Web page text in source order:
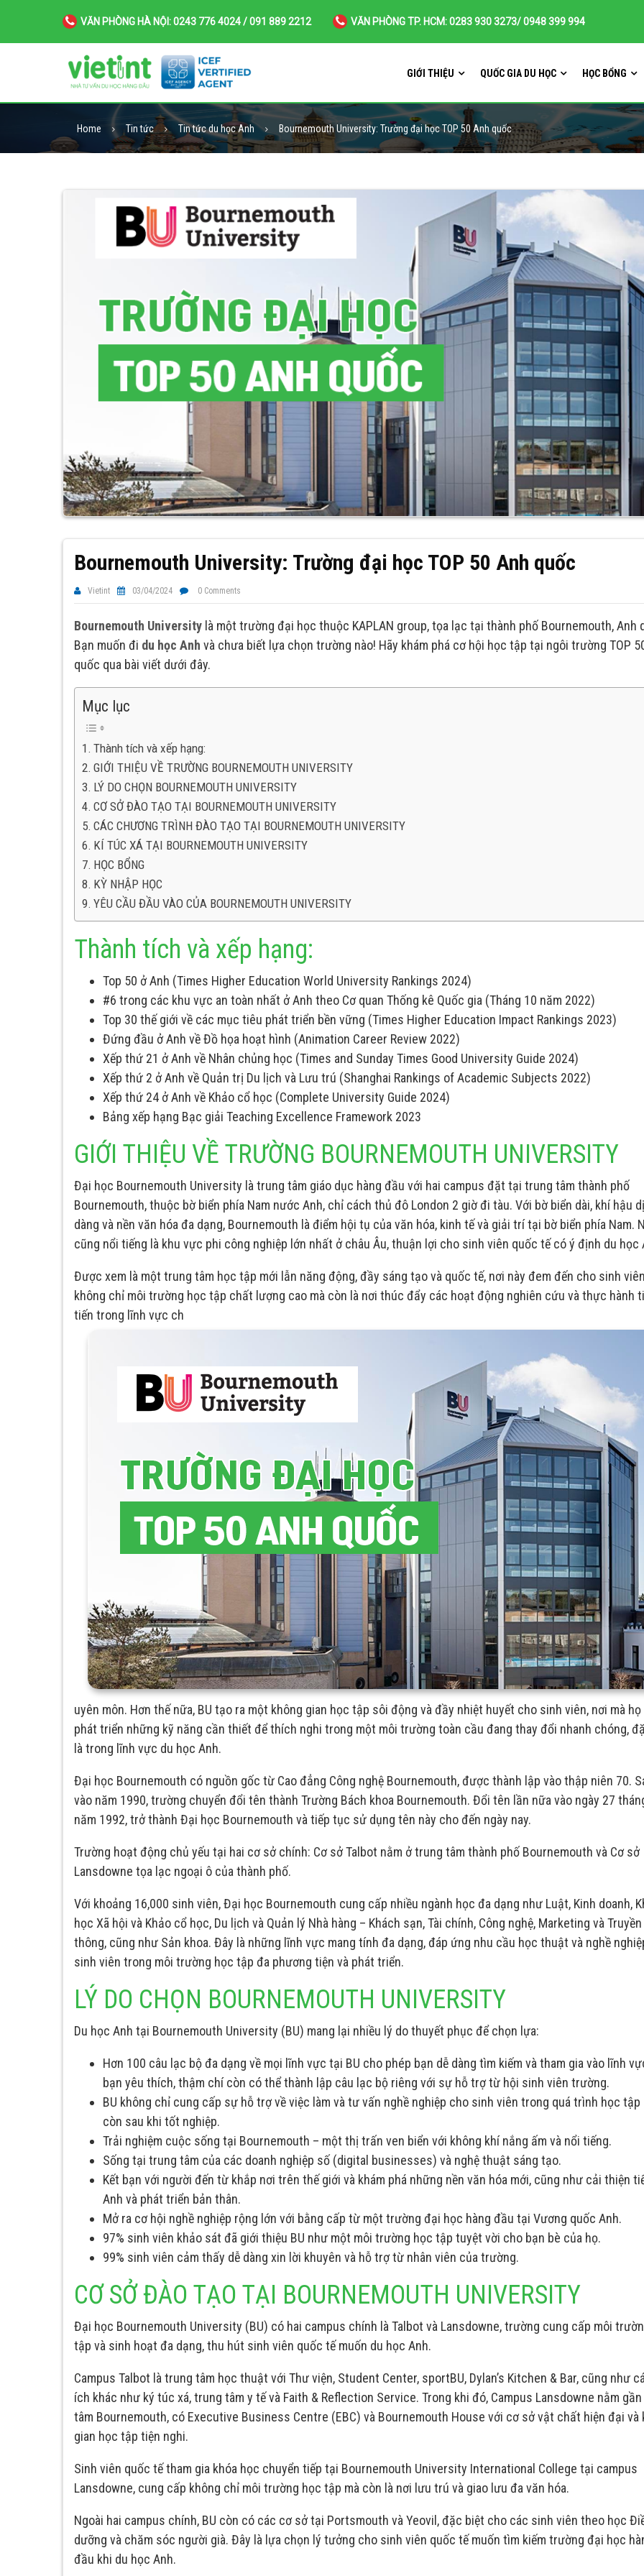
VĂN PHÒNG HÀ NỘI: 0243 776 4024 / 091 889 2212 VĂN PHÒNG TP. HCM: 0283 930 3273/ 0948 399 994
GIỚI THIỆU QUỐC GIA DU HỌC HỌC BỔNG
Home Tin tức Tin tức du học Anh Bournemouth University: Trường đại học TOP 50 Anh quốc
Bournemouth University: Trường đại học TOP 50 Anh quốc
Vietint 03/04/2024 0 Comments
Bournemouth University là một trường đại học thuộc KAPLAN group, tọa lạc tại thành phố Bournemouth, Anh
Bạn muốn đi du học Anh và chưa biết lựa chọn trường nào! Hãy khám phá cơ hội học tập tại ngôi trường TOP
quốc qua bài viết dưới đây.
Mục lục
Thành tích và xếp hạng:
GIỚI THIỆU VỀ TRƯỜNG BOURNEMOUTH UNIVERSITY
LÝ DO CHỌN BOURNEMOUTH UNIVERSITY
CƠ SỞ ĐÀO TẠO TẠI BOURNEMOUTH UNIVERSITY
CÁC CHƯƠNG TRÌNH ĐÀO TẠO TẠI BOURNEMOUTH UNIVERSITY
KÍ TÚC XÁ TẠI BOURNEMOUTH UNIVERSITY
HỌC BỔNG
KỲ NHẬP HỌC
YÊU CẦU ĐẦU VÀO CỦA BOURNEMOUTH UNIVERSITY
Thành tích và xếp hạng:
Top 50 ở Anh (Times Higher Education World University Rankings 2024)
#6 trong các khu vực an toàn nhất ở Anh theo Cơ quan Thống kê Quốc gia (Tháng 10 năm 2022)
Top 30 thế giới về các mục tiêu phát triển bền vững (Times Higher Education Impact Rankings 2023)
Đứng đầu ở Anh về Đồ họa hoạt hình (Animation Career Review 2022)
Xếp thứ 21 ở Anh về Nhân chủng học (Times and Sunday Times Good University Guide 2024)
Xếp thứ 2 ở Anh về Quản trị Du lịch và Lưu trú (Shanghai Rankings of Academic Subjects 2022)
Xếp thứ 24 ở Anh về Khảo cổ học (Complete University Guide 2024)
Bảng xếp hạng Bạc giải Teaching Excellence Framework 2023
GIỚI THIỆU VỀ TRƯỜNG BOURNEMOUTH UNIVERSITY
Đại học Bournemouth University là trung tâm giáo dục hàng đầu với hai campus đặt tại trung tâm thành phố
Bournemouth, thuộc bờ biển phía Nam nước Anh, chỉ cách thủ đô London 2 giờ đi tàu. Với bờ biển dài, khí hậu
dàng và nền văn hóa đa dạng, Bournemouth là điểm hội tụ của văn hóa, kinh tế và giải trí tại bờ biển phía Nam.
cũng nổi tiếng là khu vực phi công nghiệp lớn nhất ở châu Âu, thuận lợi cho sinh viên quốc tế có ý định du học
Được xem là một trung tâm học tập mới lẫn năng động, đầy sáng tạo và quốc tế, nơi này đem đến cho sinh
không chỉ môi trường học tập chất lượng cao mà còn là nơi thúc đẩy các hoạt động nghiên cứu và thực hành
tiến trong lĩnh vực ch
uyên môn. Hơn thế nữa, BU tạo ra một không gian học tập sôi động và đầy nhiệt huyết cho sinh viên, nơi mà
phát triển những kỹ năng cần thiết để thích nghi trong một môi trường toàn cầu đang thay đổi nhanh chóng,
là trong lĩnh vực du học Anh.
Đại học Bournemouth có nguồn gốc từ Cao đẳng Công nghệ Bournemouth, được thành lập vào thập niên 70.
vào năm 1990, trường chuyển đổi tên thành Trường Bách khoa Bournemouth. Đổi tên lần nữa vào ngày 27
năm 1992, trở thành Đại học Bournemouth và tiếp tục sử dụng tên này cho đến ngày nay.
Trường hoạt động chủ yếu tại hai cơ sở chính: Cơ sở Talbot nằm ở trung tâm thành phố Bournemouth và Cơ sở
Lansdowne tọa lạc ngoại ô của thành phố.
Với khoảng 16,000 sinh viên, Đại học Bournemouth cung cấp nhiều ngành học đa dạng như Luật, Kinh doanh,
học Xã hội và Khảo cổ học, Du lịch và Quản lý Nhà hàng – Khách sạn, Tài chính, Công nghệ, Marketing và Truyền
thông, cũng như Sản khoa. Đây là những lĩnh vực mang tính đa dạng, đáp ứng nhu cầu học thuật và nghề
sinh viên trong môi trường học tập đa phương tiện và phát triển.
LÝ DO CHỌN BOURNEMOUTH UNIVERSITY
Du học Anh tại Bournemouth University (BU) mang lại nhiều lý do thuyết phục để chọn lựa:
Hơn 100 câu lạc bộ đa dạng về mọi lĩnh vực tại BU cho phép bạn dễ dàng tìm kiếm và tham gia vào lĩnh
bạn yêu thích, thậm chí còn có thể thành lập câu lạc bộ riêng với sự hỗ trợ từ hội sinh viên trường.
BU không chỉ cung cấp sự hỗ trợ về việc làm và tư vấn nghề nghiệp cho sinh viên trong quá trình học tập
còn sau khi tốt nghiệp.
Trải nghiệm cuộc sống tại Bournemouth – một thị trấn ven biển với không khí nắng ấm và nổi tiếng.
Sống tại trung tâm của các doanh nghiệp số (digital businesses) và nghệ thuật sáng tạo.
Kết bạn với người đến từ khắp nơi trên thế giới và khám phá những nền văn hóa mới, cũng như cải thiện
Anh và phát triển bản thân.
Mở ra cơ hội nghề nghiệp rộng lớn với bằng cấp từ một trường đại học hàng đầu tại Vương quốc Anh.
97% sinh viên khảo sát đã giới thiệu BU như một môi trường học tập tuyệt vời cho bạn bè của họ.
99% sinh viên cảm thấy dễ dàng xin lời khuyên và hỗ trợ từ nhân viên của trường.
CƠ SỞ ĐÀO TẠO TẠI BOURNEMOUTH UNIVERSITY
Đại học Bournemouth University (BU) có hai campus chính là Talbot và Lansdowne, trường cung cấp môi
tập và sinh hoạt đa dạng, thu hút sinh viên quốc tế muốn du học Anh.
Campus Talbot là trung tâm học thuật với Thư viện, Student Center, sportBU, Dylan’s Kitchen & Bar, cũng như
ích khác như ký túc xá, trung tâm y tế và Faith & Reflection Service. Trong khi đó, Campus Lansdowne nằm
tâm Bournemouth, có Executive Business Centre (EBC) và Bournemouth House với cơ sở vật chất hiện đại và
gian học tập tiện nghi.
Sinh viên quốc tế tham gia khóa học chuyển tiếp tại Bournemouth University International College tại campus
Lansdowne, cung cấp không chỉ môi trường học tập mà còn là nơi lưu trú và giao lưu đa văn hóa.
Ngoài hai campus chính, BU còn có các cơ sở tại Portsmouth và Yeovil, đặc biệt cho các sinh viên theo học
dưỡng và chăm sóc người già. Đây là lựa chọn lý tưởng cho sinh viên quốc tế muốn tìm kiếm trường đại học
đầu khi du học Anh.